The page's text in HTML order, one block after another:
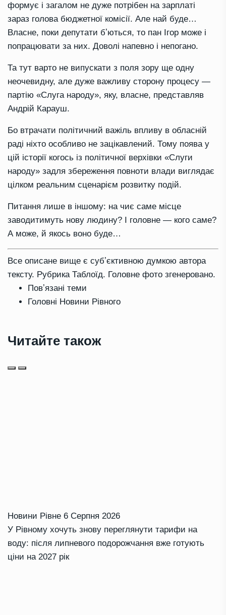
формує і загалом не дуже потрібен на зарплаті
зараз голова бюджетної комісії. Але най буде…
Власне, поки депутати бʼються, то пан Ігор може і
попрацювати за них. Доволі напевно і непогано.
Та тут варто не випускати з поля зору ще одну
неочевидну, але дуже важливу сторону процесу —
партію «Слуга народу», яку, власне, представляв
Андрій Карауш.
Бо втрачати політичний важіль впливу в обласній
раді ніхто особливо не зацікавлений. Тому поява у
цій історії когось із політичної верхівки «Слуги
народу» задля збереження повноти влади виглядає
цілком реальним сценарієм розвитку подій.
Питання лише в іншому: на чиє саме місце
заводитимуть нову людину? І головне — кого саме?
А може, й якось воно буде…
Все описане вище є субʼєктивною думкою автора
тексту. Рубрика Таблоїд. Головне фото згенеровано.
Повʼязані теми
Головні Новини Рівного
Читайте також
Новини Рівне 6 Серпня 2026
У Рівному хочуть знову переглянути тарифи на
воду: після липневого подорожчання вже готують
ціни на 2027 рік